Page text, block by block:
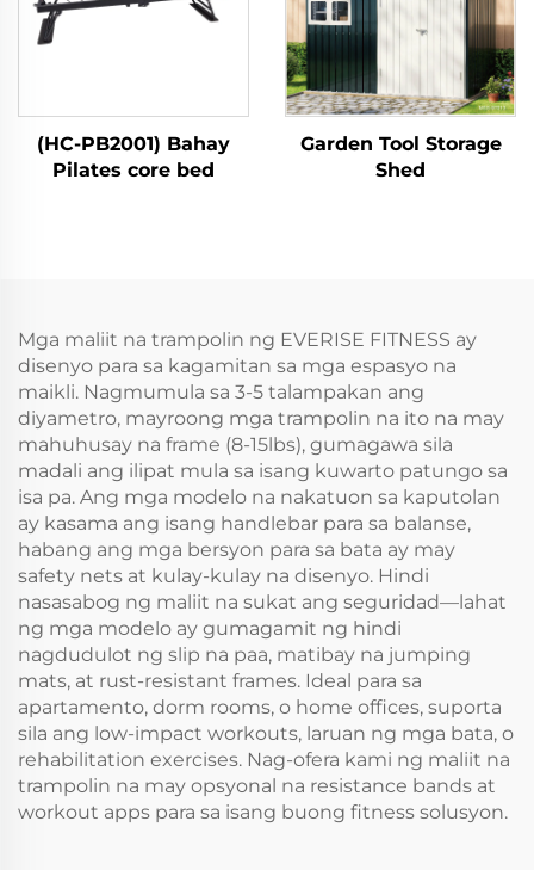
(HC-PB2001) Bahay
Pilates core bed
Garden Tool Storage
Shed
Mga maliit na trampolin ng EVERISE FITNESS ay
disenyo para sa kagamitan sa mga espasyo na
maikli. Nagmumula sa 3-5 talampakan ang
diyametro, mayroong mga trampolin na ito na may
mahuhusay na frame (8-15lbs), gumagawa sila
madali ang ilipat mula sa isang kuwarto patungo sa
isa pa. Ang mga modelo na nakatuon sa kaputolan
ay kasama ang isang handlebar para sa balanse,
habang ang mga bersyon para sa bata ay may
safety nets at kulay-kulay na disenyo. Hindi
nasasabog ng maliit na sukat ang seguridad—lahat
ng mga modelo ay gumagamit ng hindi
nagdudulot ng slip na paa, matibay na jumping
mats, at rust-resistant frames. Ideal para sa
apartamento, dorm rooms, o home offices, suporta
sila ang low-impact workouts, laruan ng mga bata, o
rehabilitation exercises. Nag-ofera kami ng maliit na
trampolin na may opsyonal na resistance bands at
workout apps para sa isang buong fitness solusyon.